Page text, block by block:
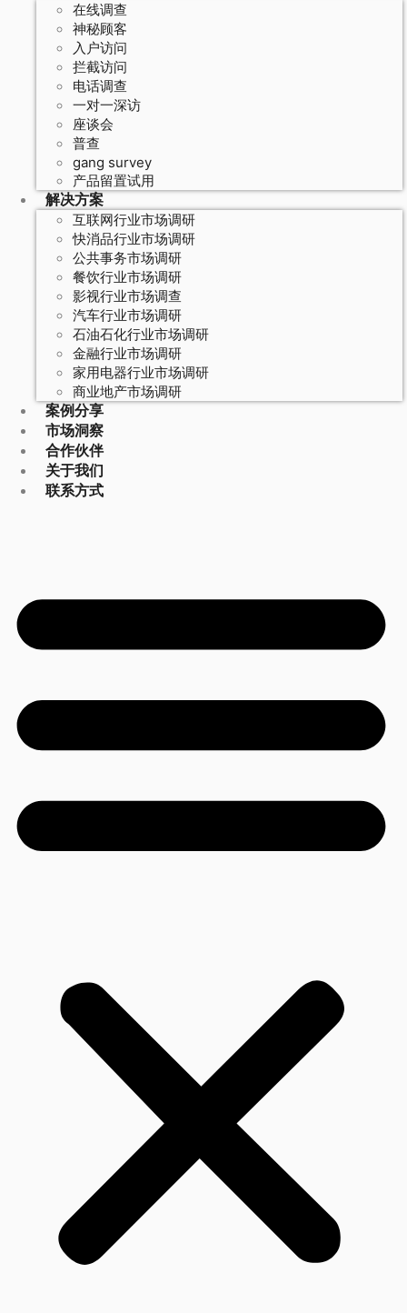
在线调查
神秘顾客
入户访问
拦截访问
电话调查
一对一深访
座谈会
普查
gang survey
产品留置试用
解决方案
互联网行业市场调研
快消品行业市场调研
公共事务市场调研
餐饮行业市场调研
影视行业市场调查
汽车行业市场调研
石油石化行业市场调研
金融行业市场调研
家用电器行业市场调研
商业地产市场调研
案例分享
市场洞察
合作伙伴
关于我们
联系方式